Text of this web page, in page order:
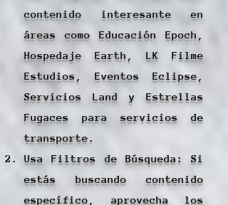
contenido interesante en
áreas como Educación Epoch,
Hospedaje Earth, LK Filme
Estudios, Eventos Eclipse,
Servicios Land y Estrellas
Fugaces para servicios de
transporte.
Usa Filtros de Búsqueda: Si
estás buscando contenido
específico, aprovecha los